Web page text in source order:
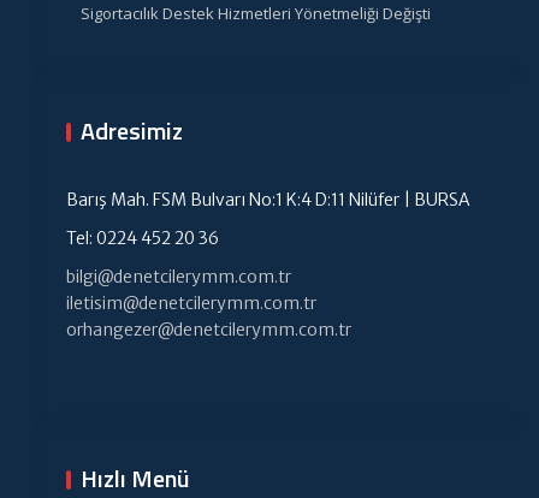
Sigortacılık Destek Hizmetleri Yönetmeliği Değişti
Adresimiz
Barış Mah. FSM Bulvarı No:1 K:4 D:11 Nilüfer | BURSA
Tel: 0224 452 20 36
bilgi@denetcilerymm.com.tr
iletisim@denetcilerymm.com.tr
orhangezer@denetcilerymm.com.tr
Hızlı Menü